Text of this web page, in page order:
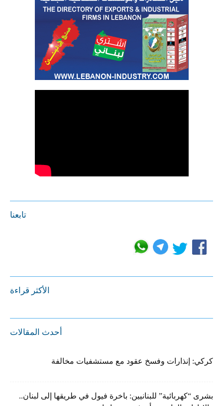
تابعنا
الأكثر قراءة
أحدث المقالات
كركي: إنذارات وفسخ عقود مع مستشفيات مخالفة
بشرى “كهربائية” للبنانيين: باخرة فيول في طريقها إلى لبنان..